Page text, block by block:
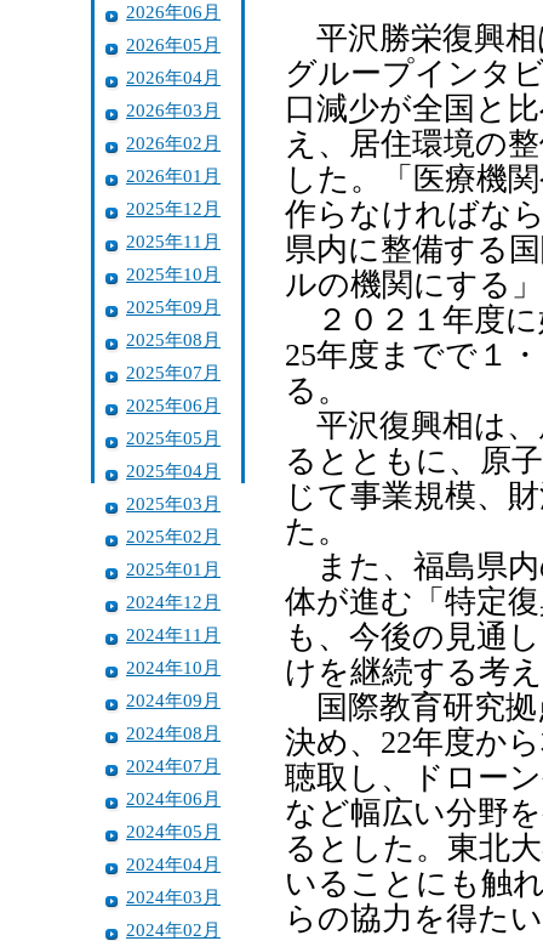
2026年06月
2026年05月
2026年04月
2026年03月
2026年02月
2026年01月
2025年12月
2025年11月
2025年10月
2025年09月
2025年08月
2025年07月
2025年06月
2025年05月
2025年04月
2025年03月
2025年02月
2025年01月
2024年12月
2024年11月
2024年10月
2024年09月
2024年08月
2024年07月
2024年06月
2024年05月
2024年04月
2024年03月
2024年02月
平沢勝栄復興相
グループインタ
口減少が全国と
え、居住環境の
した。「医療機
作らなければな
県内に整備する
ルの機関にする
２０２１年度に
25年度までで１
る。
平沢復興相は、
るとともに、原
じて事業規模、
た。
また、福島県内
体が進む「特定
も、今後の見通
けを継続する考
国際教育研究拠
決め、22年度か
聴取し、ドロー
など幅広い分野
るとした。東北
いることにも触
らの協力を得た